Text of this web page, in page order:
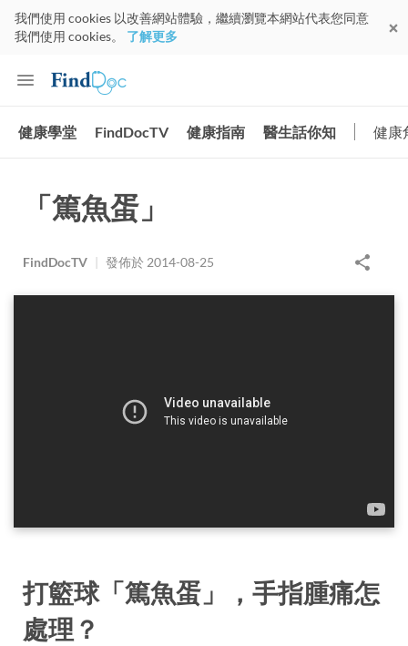
我們使用 cookies 以改善網站體驗，繼續瀏覽本網站代表您同意
我們使用 cookies。 了解更多
健康學堂 FindDocTV 健康指南 醫生話你知 健康
「篤魚蛋」
FindDocTV | 發佈於 2014-08-25
打籃球「篤魚蛋」，手指腫痛怎
處理？